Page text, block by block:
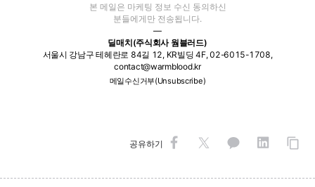
본 메일은 마케팅 정보 수신 동의하신
분들에게만 전송됩니다.
—
딜매치(주식회사 웜블러드)
서울시 강남구 테헤란로 84길 12, KR빌딩 4F, 02-6015-1708,
contact@warmblood.kr
메일수신거부(Unsubscribe)
공유하기